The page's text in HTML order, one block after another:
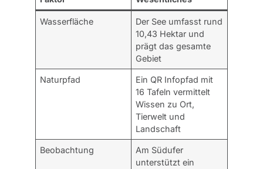
Wasserfläche
Der See umfasst rund
10,43 Hektar und
prägt das gesamte
Gebiet
Naturpfad
Ein QR Infopfad mit
16 Tafeln vermittelt
Wissen zu Ort,
Tierwelt und
Landschaft
Beobachtung
Am Südufer
unterstützt ein